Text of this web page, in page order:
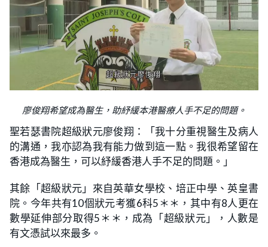
廖俊翔希望成為醫生，助紓緩本港醫療人手不足的問題。
聖若瑟書院超級狀元廖俊翔：「我十分重視醫生及病人
的溝通，我亦認為我有能力做到這一點。我很希望留在
香港成為醫生，可以紓緩香港人手不足的問題。」
其餘「超級狀元」來自英華女學校、培正中學、英皇書
院。今年共有10個狀元考獲6科5＊＊，其中有8人更在
數學延伸部分取得5＊＊，成為「超級狀元」，人數是
有文憑試以來最多。